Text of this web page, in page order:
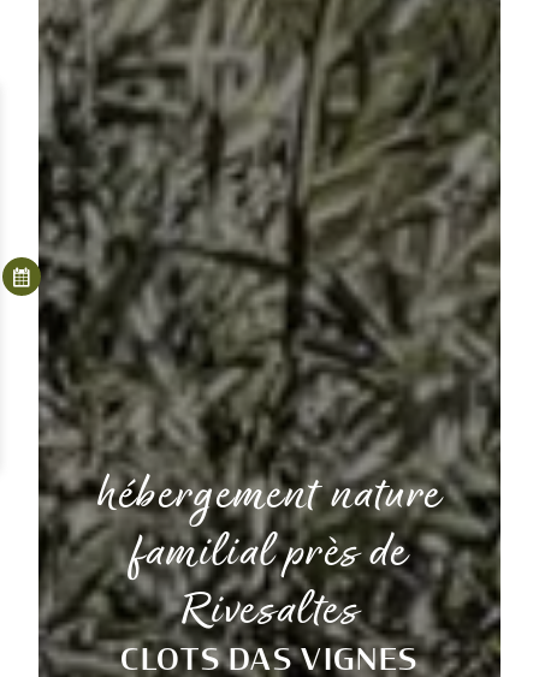
hébergement nature
familial près de
Rivesaltes
CLOTS DAS VIGNES